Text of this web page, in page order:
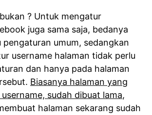
? Untuk mengatur
juga sama saja, bedanya
pengaturan umum, sedangkan
username halaman tidak perlu
dan hanya pada halaman
Biasanya halaman yang
sudah dibuat lama,
halaman sekarang sudah